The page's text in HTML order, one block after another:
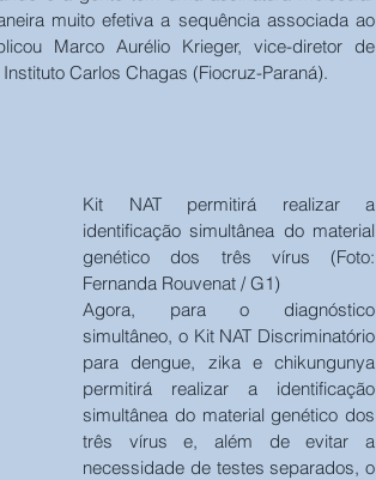
muito efetiva a sequência associada ao
Marco Aurélio Krieger, vice-diretor de
Carlos Chagas (Fiocruz-Paraná).
Kit NAT permitirá realizar a
identificação simultânea do material
genético dos três vírus (Foto:
Fernanda Rouvenat / G1)
Agora, para o diagnóstico
simultâneo, o Kit NAT Discriminatório
para dengue, zika e chikungunya
permitirá realizar a identificação
simultânea do material genético dos
três vírus e, além de evitar a
necessidade de testes separados, o